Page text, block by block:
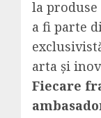
la
a fi parte
arta și
Fiecare